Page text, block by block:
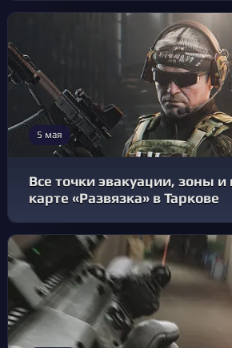
5 мая
Все точки эвакуации, зоны
карте «Развязка» в Таркове